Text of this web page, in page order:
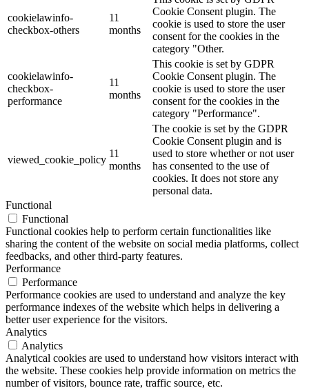
cookielawinfo-
checkbox-others
11
months
Cookie Consent plugin. The
cookie is used to store the user
consent for the cookies in the
category "Other.
cookielawinfo-
checkbox-
performance
11
months
This cookie is set by GDPR
Cookie Consent plugin. The
cookie is used to store the user
consent for the cookies in the
category "Performance".
viewed_cookie_policy
11
months
The cookie is set by the GDPR
Cookie Consent plugin and is
used to store whether or not user
has consented to the use of
cookies. It does not store any
personal data.
Functional
Functional
Functional cookies help to perform certain functionalities like
sharing the content of the website on social media platforms, collect
feedbacks, and other third-party features.
Performance
Performance
Performance cookies are used to understand and analyze the key
performance indexes of the website which helps in delivering a
better user experience for the visitors.
Analytics
Analytics
Analytical cookies are used to understand how visitors interact with
the website. These cookies help provide information on metrics the
number of visitors, bounce rate, traffic source, etc.